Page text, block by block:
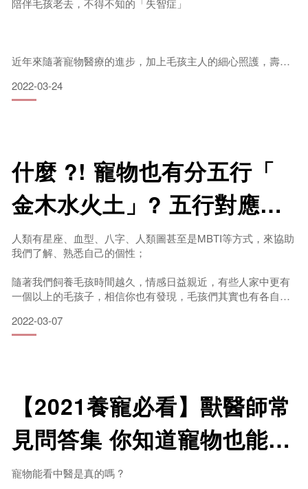
若正常，情緒便和緩愉悅。肝氣鬱滯，就容易抑鬱、易怒。若
陪伴毛孩老去，不得不知的「失智症」
近年來隨著寵物醫療的進步，加上毛孩主人的細心照護，壽命
一樣，年紀大了也會罹患失智症。失智症就是認知障礙症候群
(cognitive dysfunction syndrome)，據統計，11歲以上的狗狗有
毛孩失智症狀：清楚掌握四個重點(DISH)
&
2022-03-24
什麼 ?! 寵物也有分五行「
金木水火土」? 五行對應個
性體質，快來看看你家毛孩
是什麼屬性!
人類有星座、血型、八字、人類圖甚至是MBTI等方式，來協助
我們了解、熟悉自己的個性；
隨著我們飼養毛孩時間越久，情感日益親近，有些人家中更有
一個以上的毛孩子，相信你也有發現，毛孩們其實也有各自的
其實在中獸醫的領域裡，很常運用五行來協助判斷寵物體質；
相對的不同的體質屬性，也會反映出不同的個性特質，
今天我們就來簡單地跟大家介紹一下五種屬性。
2022-03-07
【2021養寵必看】獸醫師常
見問答集 你知道寵物也能看
中醫嗎?
寵物能看中醫是真的嗎 ?